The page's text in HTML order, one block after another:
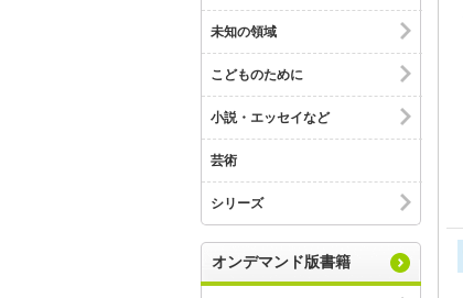
未知の領域
こどものために
小説・エッセイなど
芸術
シリーズ
オンデマンド版書籍